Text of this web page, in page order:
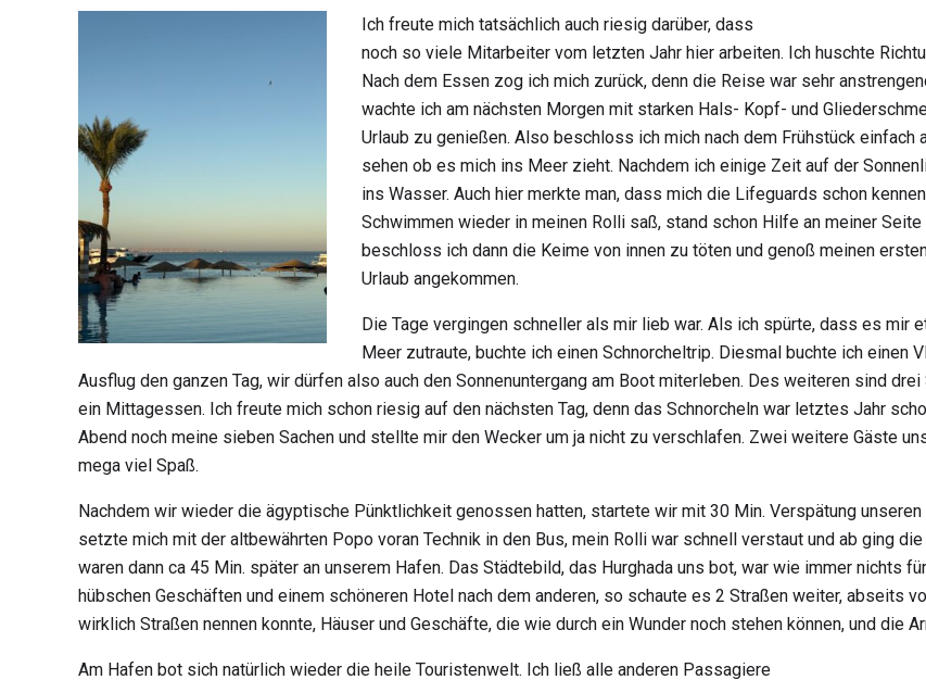
Ich freute mich tatsächlich auch riesig darüber, dass
noch so viele Mitarbeiter vom letzten Jahr hier arbeiten. Ich huschte
Nach dem Essen zog ich mich zurück, denn die Reise war sehr
wachte ich am nächsten Morgen mit starken Hals- Kopf- und
Urlaub zu genießen. Also beschloss ich mich nach dem Frühstück einfach
sehen ob es mich ins Meer zieht. Nachdem ich einige Zeit auf der
ins Wasser. Auch hier merkte man, dass mich die Lifeguards schon
Schwimmen wieder in meinen Rolli saß, stand schon Hilfe an meiner
beschloss ich dann die Keime von innen zu töten und genoß meinen
Urlaub angekommen.
Die Tage vergingen schneller als mir lieb war. Als ich spürte, dass es mir
Meer zutraute, buchte ich einen Schnorcheltrip. Diesmal buchte ich einen
Ausflug den ganzen Tag, wir dürfen also auch den Sonnenuntergang am Boot miterleben. Des weiteren sind
ein Mittagessen. Ich freute mich schon riesig auf den nächsten Tag, denn das Schnorcheln war letztes Jahr
Abend noch meine sieben Sachen und stellte mir den Wecker um ja nicht zu verschlafen. Zwei weitere Gäste
mega viel Spaß.
Nachdem wir wieder die ägyptische Pünktlichkeit genossen hatten, startete wir mit 30 Min. Verspätung
setzte mich mit der altbewährten Popo voran Technik in den Bus, mein Rolli war schnell verstaut und ab ging
waren dann ca 45 Min. später an unserem Hafen. Das Städtebild, das Hurghada uns bot, war wie immer nichts
hübschen Geschäften und einem schöneren Hotel nach dem anderen, so schaute es 2 Straßen weiter, abseits
wirklich Straßen nennen konnte, Häuser und Geschäfte, die wie durch ein Wunder noch stehen können, und die
Am Hafen bot sich natürlich wieder die heile Touristenwelt. Ich ließ alle anderen Passagiere